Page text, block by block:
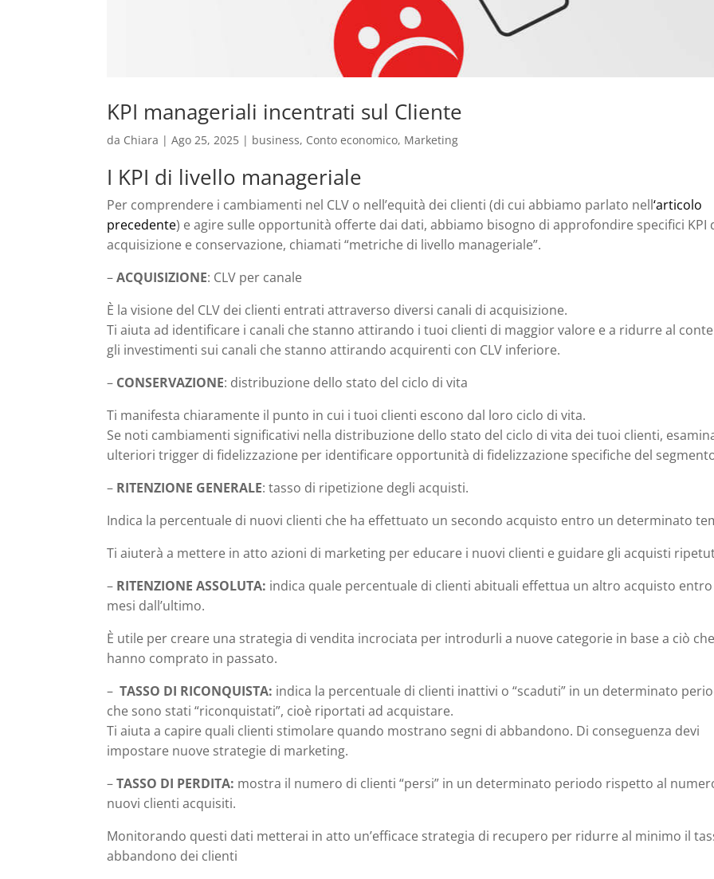
KPI manageriali incentrati sul Cliente
da Chiara |Ago 25, 2025 | business, Conto economico, Marketing
I KPI di livello manageriale
Per comprendere i cambiamenti nel CLV o nell’equità dei clienti (di cui abbiamo parlato nell‘articolo
precedente) e agire sulle opportunità offerte dai dati, abbiamo bisogno di approfondire specifici KPI
acquisizione e conservazione, chiamati “metriche di livello manageriale”.
–ACQUISIZIONE: CLV per canale
È la visione del CLV dei clienti entrati attraverso diversi canali di acquisizione.
Ti aiuta ad identificare i canali che stanno attirando i tuoi clienti di maggior valore e a ridurre al
gli investimenti sui canali che stanno attirando acquirenti con CLV inferiore.
– CONSERVAZIONE: distribuzione dello stato del ciclo di vita
Ti manifesta chiaramente il punto in cui i tuoi clienti escono dal loro ciclo di vita.
Se noti cambiamenti significativi nella distribuzione dello stato del ciclo di vita dei tuoi clienti,
ulteriori trigger di fidelizzazione per identificare opportunità di fidelizzazione specifiche del
– RITENZIONE GENERALE: tasso di ripetizione degli acquisti.
Indica la percentuale di nuovi clienti che ha effettuato un secondo acquisto entro un determinato
Ti aiuterà a mettere in atto azioni di marketing per educare i nuovi clienti e guidare gli acquisti
– RITENZIONE ASSOLUTA: indica quale percentuale di clienti abituali effettua un altro acquisto
mesi dall’ultimo.
È utile per creare una strategia di vendita incrociata per introdurli a nuove categorie in base a ciò
hanno comprato in passato.
–TASSO DI RICONQUISTA: indica la percentuale di clienti inattivi o “scaduti” in un determinato
che sono stati “riconquistati”, cioè riportati ad acquistare.
Ti aiuta a capire quali clienti stimolare quando mostrano segni di abbandono. Di conseguenza devi
impostare nuove strategie di marketing.
–TASSO DI PERDITA: mostra il numero di clienti “persi” in un determinato periodo rispetto al
nuovi clienti acquisiti.
Monitorando questi dati metterai in atto un’efficace strategia di recupero per ridurre al minimo il
abbandono dei clienti